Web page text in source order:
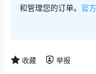
和管理您的订单。 官
收藏 举报